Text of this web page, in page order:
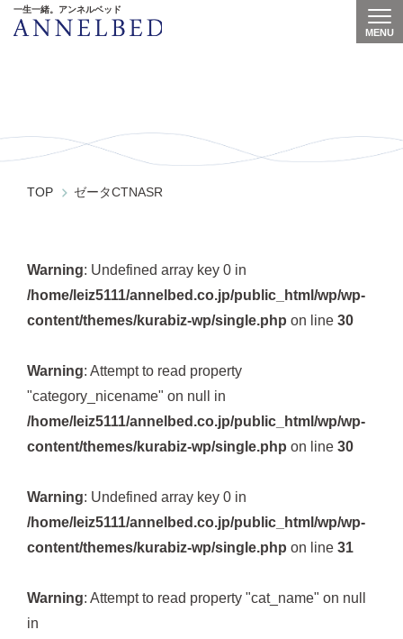
一生一緒。アンネルベッド
MENU
TOP ゼータCTNASR
Warning: Undefined array key 0 in
/home/leiz5111/annelbed.co.jp/public_html/wp/wp-
content/themes/kurabiz-wp/single.php on line 30
Warning: Attempt to read property
"category_nicename" on null in
/home/leiz5111/annelbed.co.jp/public_html/wp/wp-
content/themes/kurabiz-wp/single.php on line 30
Warning: Undefined array key 0 in
/home/leiz5111/annelbed.co.jp/public_html/wp/wp-
content/themes/kurabiz-wp/single.php on line 31
Warning: Attempt to read property "cat_name" on null
in